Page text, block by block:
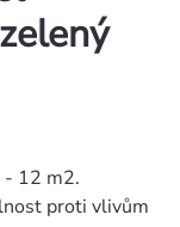
- 12 m2.
proti vlivům